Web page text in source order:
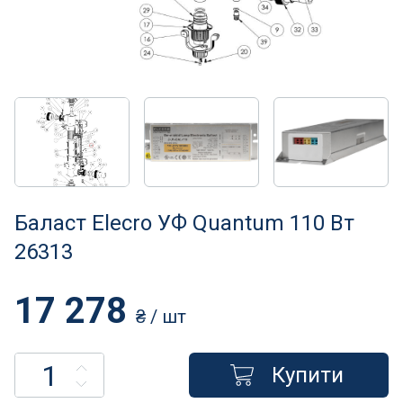
Освітлення басейнів
Сходи, душі і поручні
Атракціони для відпочинку
Автоматична очистка
Збірні басейни
Підйомники для басейнів
Баласт Elecro УФ Quantum 110 Вт
26313
17 278 ₴ / шт
Купити